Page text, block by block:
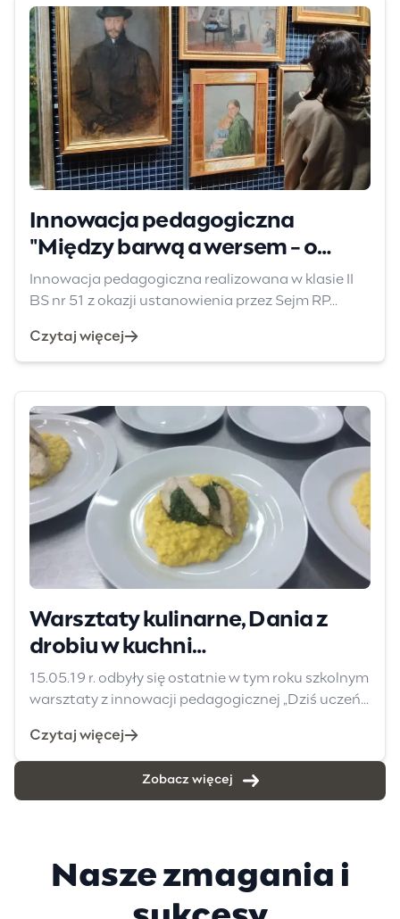
Innowacja pedagogiczna
"Między barwą a wersem - o
kobietach w sztuce nie tylko XIX
wieku"
Innowacja pedagogiczna realizowana w klasie II
BS nr 51 z okazji ustanowienia przez Sejm RP...
Czytaj więcej
Warsztaty kulinarne, Dania z
drobiu w kuchni
międzynarodowej
15.05.19 r. odbyły się ostatnie w tym roku szkolnym
warsztaty z innowacji pedagogicznej „Dziś uczeń...
Czytaj więcej
Zobacz więcej
Nasze zmagania i